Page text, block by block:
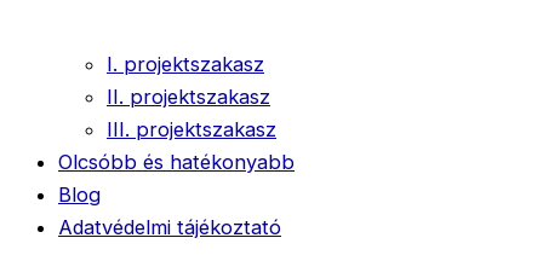
I. projektszakasz
II. projektszakasz
III. projektszakasz
Olcsóbb és hatékonyabb
Blog
Adatvédelmi tájékoztató